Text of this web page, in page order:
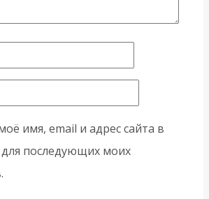
имя, email и адрес сайта в
для последующих моих